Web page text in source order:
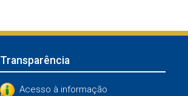
Transparência
Acesso à informação